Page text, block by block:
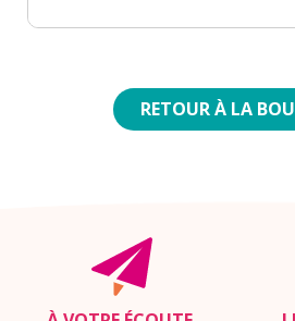
RETOUR À LA